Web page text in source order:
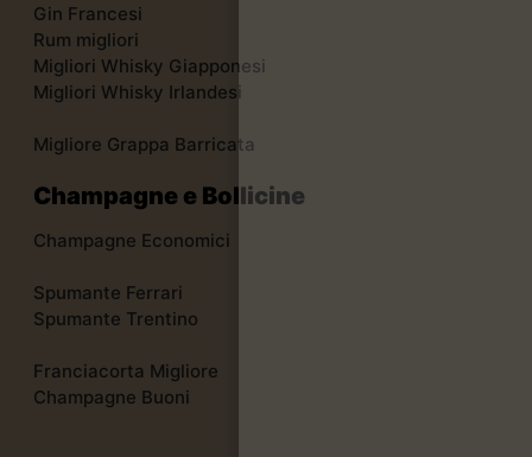
Gin Francesi
Rum migliori
Migliori Whisky Giapponesi
Migliori Whisky Irlandesi
Migliore Grappa Barricata
Champagne e Bollicine
Champagne Economici
Spumante Ferrari
Spumante Trentino
Franciacorta Migliore
Champagne Buoni